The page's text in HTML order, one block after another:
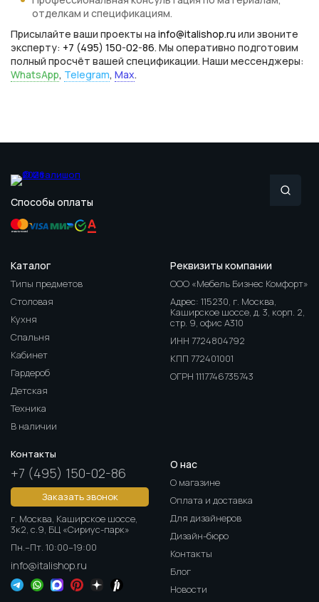
отделкам и спецификациям.
Присылайте ваши проекты на info@italishop.ru или звоните
эксперту: +7 (495) 150-02-86. Мы оперативно подготовим
полный просчёт вашей спецификации. Наши мессенджеры:
WhatsApp, Telegram, Max.
Способы оплаты
Каталог
Типы предметов
Столовая
Кухня
Спальня
Кабинет
Гардероб
Детская
Техника
В наличии
О нас
О магазине
Оплата и доставка
Для дизайнеров
Дизайн-бюро
Контакты
Блог
Новости
Реквизиты компании
ООО «Мебель Бизнес Комфорт»
Адрес: 115230, г. Москва,
Каширское шоссе, д. 3, корп. 2,
стр. 9, офис А310
ИНН 7724804792
КПП 772401001
ОГРН 1117746735743
Контакты
+7 (495) 150-02-86
Заказать звонок
г. Москва, Каширское шоссе,
3к2, с.9, БЦ «Сириус-парк»
Пн.–Пт. 10:00–19:00
info@italishop.ru